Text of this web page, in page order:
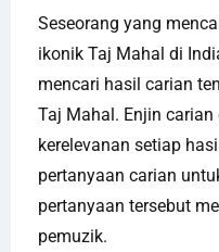
Seseorang yang
ikonik Taj Mahal di
mencari hasil carian
Taj Mahal. Enjin
kerelevanan setiap
pertanyaan carian
pertanyaan tersebut
pemuzik.